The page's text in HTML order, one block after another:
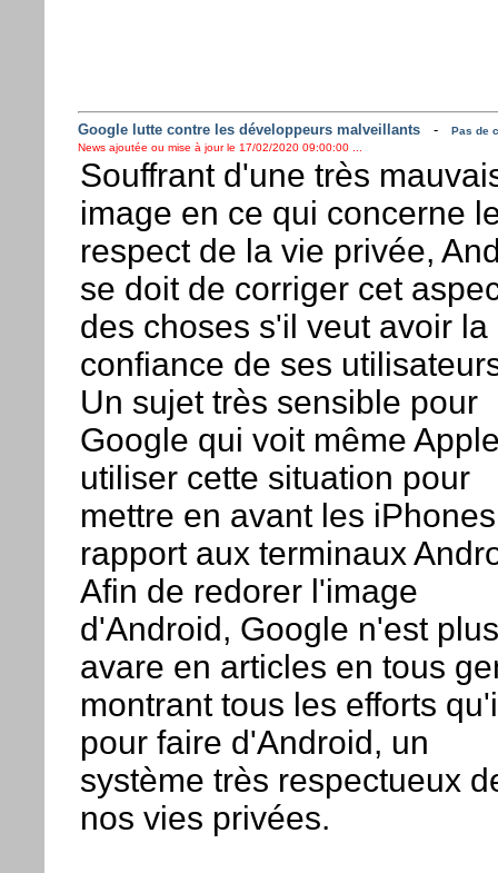
Google lutte contre les développeurs malveillants-
Pas de
News ajoutée ou mise à jour le 17/02/2020 09:00:00 ...
Souffrant d'une très
image en ce qui concerne
respect de la vie privée,
se doit de corriger cet
des choses s'il veut avoir la
confiance de ses
Un sujet très sensible pour
Google qui voit même
utiliser cette situation pour
mettre en avant les
rapport aux terminaux
Afin de redorer l'image
d'Android, Google n'est plus
avare en articles en tous
montrant tous les efforts
pour faire d'Android, un
système très respectueux
nos vies privées.